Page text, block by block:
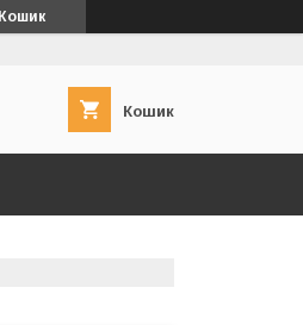
Кошик
Кошик